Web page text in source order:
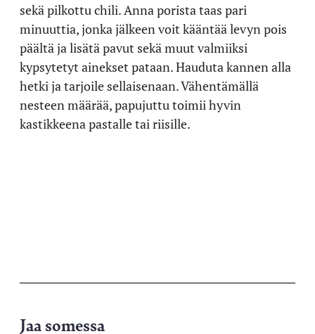
sekä pilkottu chili. Anna porista taas pari
minuuttia, jonka jälkeen voit kääntää levyn pois
päältä ja lisätä pavut sekä muut valmiiksi
kypsytetyt ainekset pataan. Hauduta kannen alla
hetki ja tarjoile sellaisenaan. Vähentämällä
nesteen määrää, papujuttu toimii hyvin
kastikkeena pastalle tai riisille.
Jaa somessa